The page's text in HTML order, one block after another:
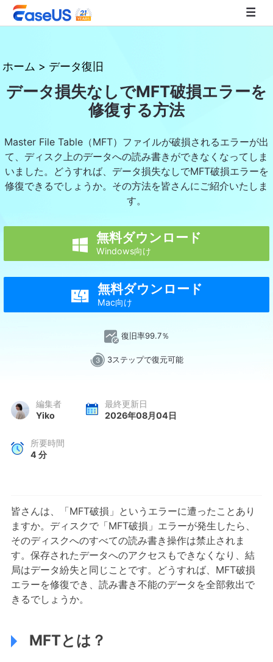
EaseUS
ホーム > データ復旧
データ損失なしでMFT破損エラーを
修復する方法
Master File Table（MFT）ファイルが破損されるエラーが出
て、ディスク上のデータへの読み書きができなくなってしま
いました。どうすれば、データ損失なしでMFT破損エラーを
修復できるでしょうか。その方法を皆さんにご紹介いたしま
す。
 無料ダウンロード
Windows向け
 無料ダウンロード
Mac向け
復旧率99.7％
3ステップで復元可能
編集者
Yiko
最終更新日
2026年08月04日
所要時間
4 分
皆さんは、「MFT破損」というエラーに遭ったことあり
ますか。ディスクで「MFT破損」エラーが発生したら、
そのディスクへのすべての読み書き操作は禁止されま
す。保存されたデータへのアクセスもできなくなり、結
局はデータ紛失と同じことです。どうすれば、MFT破損
エラーを修復でき、読み書き不能のデータを全部救出で
きるでしょうか。
MFTとは？